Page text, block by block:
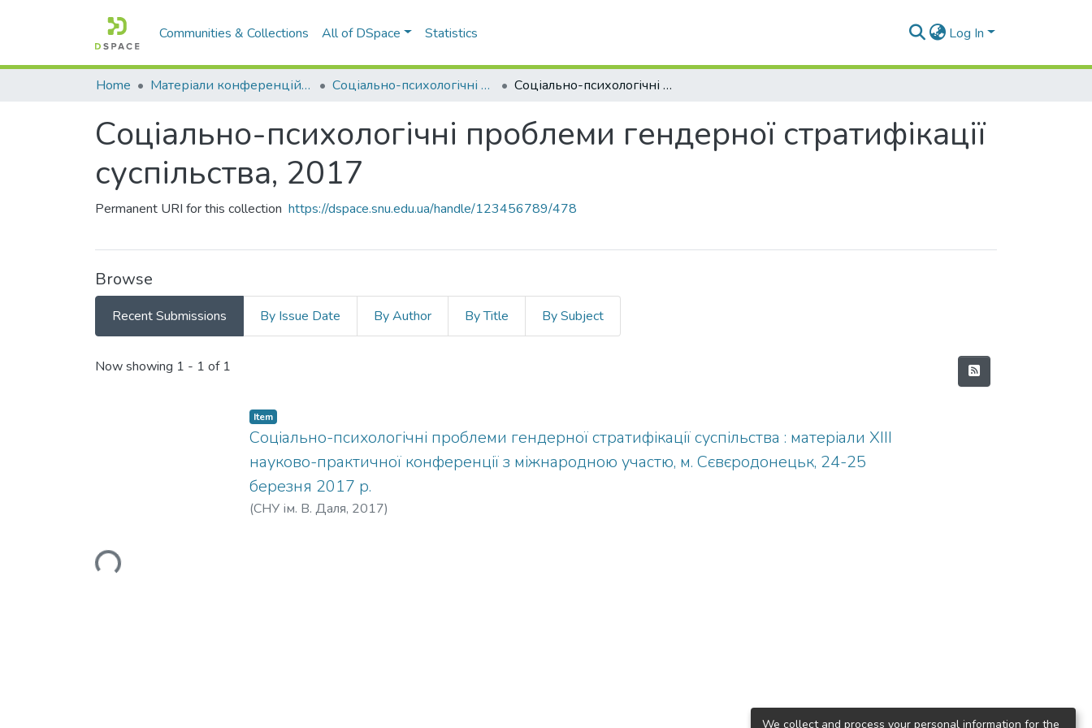
Communities & Collections All of DSpace Statistics Log In
Home Матеріали конференцій та семінарів Соціально-психологічні проблеми трансформації сучасного суспільства Соціально-психологічні проблеми гендерної стратифікації суспільства, 2017
Соціально-психологічні проблеми гендерної стратифікації
суспільства, 2017
Permanent URI for this collection https://dspace.snu.edu.ua/handle/123456789/478
Browse
Recent Submissions By Issue Date By Author By Title By Subject
Recent Submissions
Now showing 1 - 1 of 1
Loading...
Item
Соціально-психологічні проблеми гендерної стратифікації суспільства : матеріали ХIІІ
науково-практичної конференції з міжнародною участю, м. Сєвєродонецьк, 24-25
березня 2017 р.
(СНУ ім. В. Даля, 2017)
We collect and process your personal information for the